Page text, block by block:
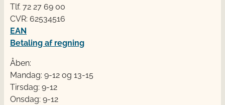
Tlf. 72 2​​​7 69 00
CVR: 62534516
EAN
Betaling af regning
Åben:
Mandag: 9-12 og 13-15
Tirsdag: 9-12
Onsdag: 9-12